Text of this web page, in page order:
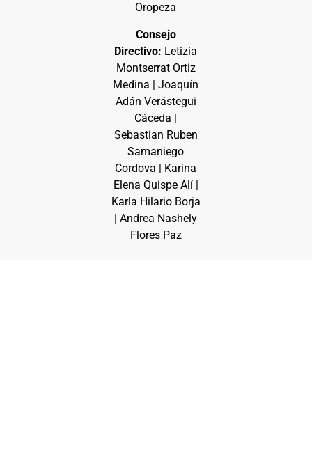
Oropeza
Consejo
Directivo: Letizia
Montserrat Ortiz
Medina | Joaquín
Adán Verástegui
Cáceda |
Sebastian Ruben
Samaniego
Cordova | Karina
Elena Quispe Alí |
Karla Hilario Borja
| Andrea Nashely
Flores Paz